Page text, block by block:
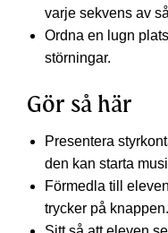
varje sekvens av
Ordna en lugn
störningar.
Gör så här
Presentera
den kan starta
Förmedla till
trycker på knappen.